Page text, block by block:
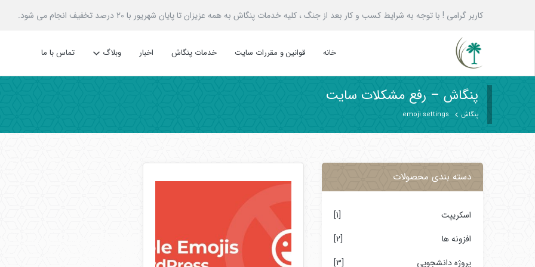
کاربر گرامی ! با توجه به شرایط کسب و کار بعد از جنگ ، کلیه خدمات پنگاش به همه عزیزان تا پایان شهریور با 20 درصد تخفیف انجام می شود.
خانه قوانین و مقررات سایت خدمات پنگاش اخبار وبلاگ تماس با ما
پنگاش – رفع مشکلات سایت
پنگاش emoji settings
دسته بندی محصولات
اسکریپت
[1]
افزونه ها
[2]
پروژه دانشجویی
[3]